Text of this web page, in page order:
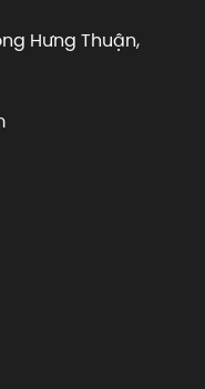
Hưng Thuận,